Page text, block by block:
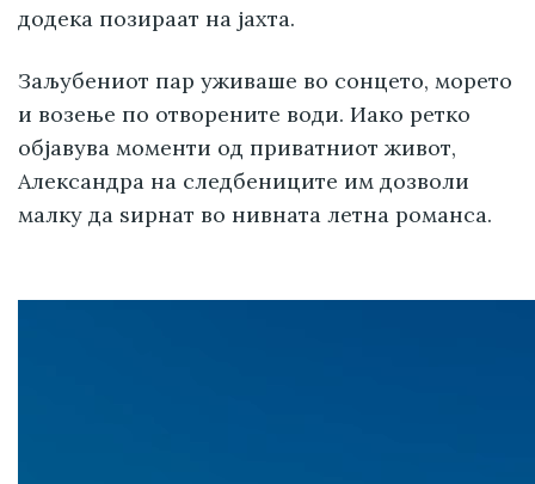
додека позираат на јахта.
Заљубениот пар уживаше во сонцето, морето
и возење по отворените води. Иако ретко
објавува моменти од приватниот живот,
Александра на следбениците им дозволи
малку да ѕирнат во нивната летна романса.